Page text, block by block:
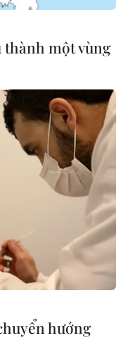
thành một vùng
hướng